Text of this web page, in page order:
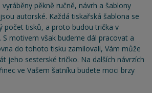
pěkně ručně, návrh a šablony
autorské. Každá tiskařská šablona se
počet tisků, a proto budou trička v
motivem však budeme dál pracovat a
do tohoto tisku zamilovali, Vám může
jeho sesterské tričko. Na dalších návrzích
ve Vašem šatníku budete moci brzy